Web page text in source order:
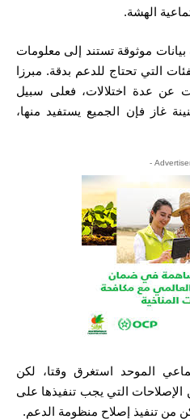
الهشة.
موثوقة تستند إلى معلومات
التي تحتاج للدعم بدقة. مبرزا
عن عدة اختلالات، فعلى سبيل
غاز فإن الجميع يستفيد منها،
الموحد استغرق وقتا، لكن
الإصلاحات التي يجب تنفيذها على
من تنفيذ إصلاح منظومة الدعم.